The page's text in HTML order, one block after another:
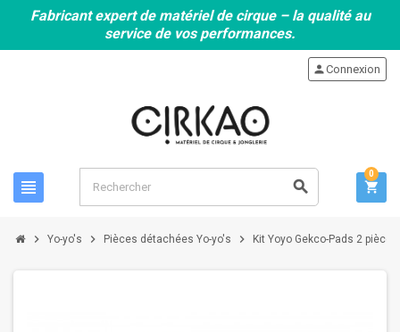
Fabricant expert de matériel de cirque – la qualité au
service de vos performances.
view_headline search
personConnexion
shopping_cart
0
chevron_right Yo-yo's chevron_right Pièces détachées Yo-yo's chevron_right Kit Yoyo Gekco-Pads 2 pièces